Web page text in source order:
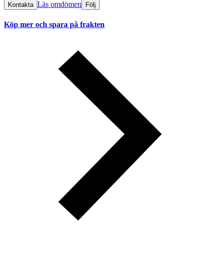
Kontakta Läs omdömen Följ
Köp mer och spara på frakten